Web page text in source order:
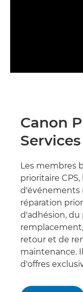
Canon
Services
Les membres
prioritaire
d'événements
réparation
d'adhésion,
retour et de
maintenance.
d'offres